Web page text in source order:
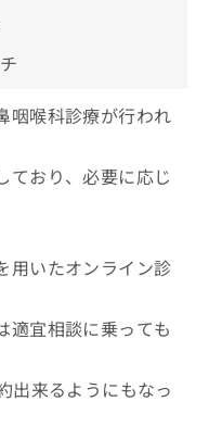
咽喉科診療が行われ
ており、必要に応じ
用いたオンライン診
適宜相談に乗っても
出来るようにもなっ